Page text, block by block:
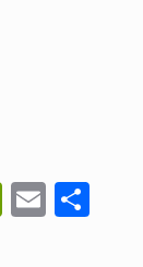
Email